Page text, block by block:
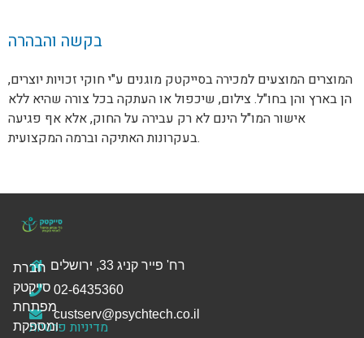
בקשה והבהרה
המוצרים המוצעים למכירה בסייקטק מוגנים ע"י חוקי זכויות יוצרים,
הן בארץ והן בחו"ל. צילום, שיכפול או העתקה בכל צורה שהיא ללא
אישור המו"ל הינם לא רק עבירה על החוק, אלא אף פגיעה
בעקרונות האתיקה וברמה המקצועית.
רח' פייר קניג 33, ירושלים
02-6435360
custserv@psychtech.co.il
מדיניות פרטיות
חברת
סייקטק
מפתחת
ומספקת